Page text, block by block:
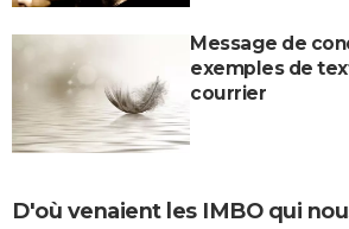
Message de
exemples de
courrier
D'où venaient les IMBO qui